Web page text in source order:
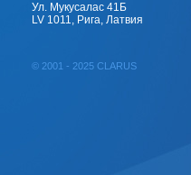
Ул. Мукусалас 41Б
LV 1011, Рига, Латвия
© 2001 - 2025 CLARUS